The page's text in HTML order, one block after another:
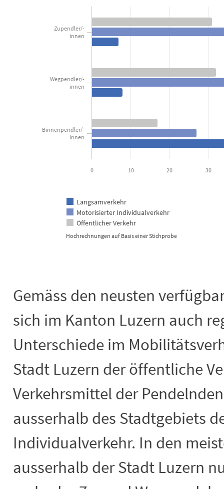
Pendler/innen nach
View as data table, Pendler/innen nach Hauptverkehrsmittel 2024
The chart has 1 Y axis displaying Prozent. Data ranges from 7
Hochrechnungen auf Basis einer Stichprobe
Langsamverkehr
Motorisierter Individualverkehr
Öffentlicher Verkehr
0 10 20 30
Binnenpendler/-
innen
Wegpendler/-
innen
Zupendler/-
innen
Gemäss den neusten
sich im Kanton Luzern auch
Unterschiede im
Stadt Luzern der öffentliche
Verkehrsmittel der
ausserhalb des Stadtgebiets
Individualverkehr. In den
ausserhalb der Stadt Luzern